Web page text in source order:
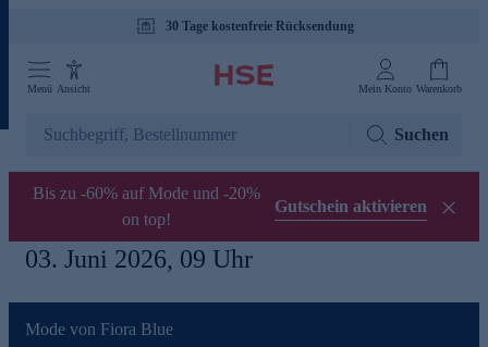
30 Tage kostenfreie Rücksendung
Menü Ansicht Mein Konto Warenkorb
Suchen
Bis zu -60% auf Mode und -20%
on top!
Gutschein aktivieren
03. Juni 2026, 09 Uhr
Mode von Fiora Blue